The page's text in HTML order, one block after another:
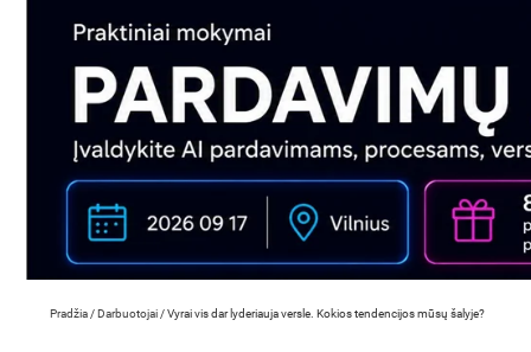
Pradžia /Darbuotojai /Vyrai vis dar lyderiauja versle. Kokios tendencijos mūsų šalyje?